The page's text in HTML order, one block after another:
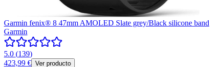
Garmin fenix® 8 47mm AMOLED Slate grey/Black silicone band
Garmin
5.0 (139)
423,99 € Ver producto